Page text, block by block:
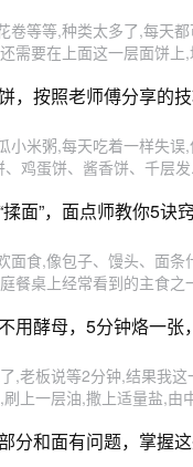
卷等等,种类太多了,每天
需要在上面这一层面饼上
，按照老师傅分享的
小米粥,每天吃着一样失误
、鸡蛋饼、酱香饼、千层
面”，面点师教你5诀
面食,像包子、馒头、面条
餐桌上经常看到的主食之
用酵母，5分钟烙一张
,老板说等2分钟,结果我
上一层油,撒上适量盐,由
分和面有问题，掌握